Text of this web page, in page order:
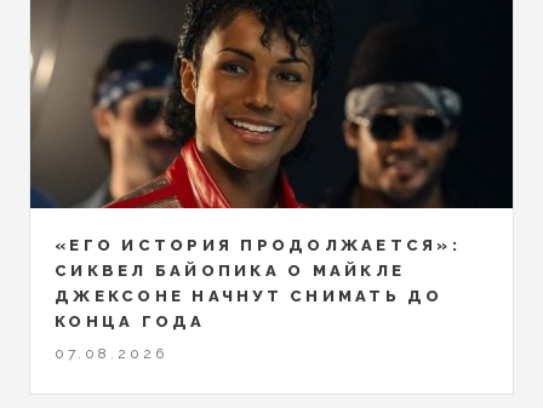
«ЕГО ИСТОРИЯ ПРОДОЛЖАЕТСЯ»:
СИКВЕЛ БАЙОПИКА О МАЙКЛЕ
ДЖЕКСОНЕ НАЧНУТ СНИМАТЬ ДО
КОНЦА ГОДА
07.08.2026